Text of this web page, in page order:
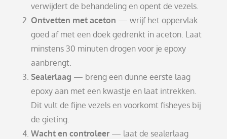
verwijdert de behandeling en opent de vezels.
Ontvetten met aceton — wrijf het oppervlak
goed af met een doek gedrenkt in aceton. Laat
minstens 30 minuten drogen voor je epoxy
aanbrengt.
Sealerlaag — breng een dunne eerste laag
epoxy aan met een kwastje en laat intrekken.
Dit vult de fijne vezels en voorkomt fisheyes bij
de gieting.
Wacht en controleer — laat de sealerlaag